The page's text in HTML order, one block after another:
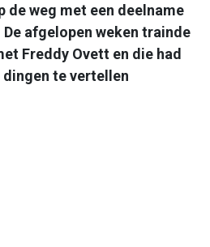
de weg met een deelname
afgelopen weken trainde
Freddy Ovett en die had
te vertellen